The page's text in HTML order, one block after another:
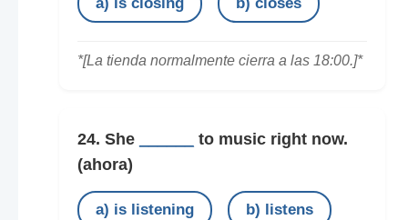
*[La tienda normalmente cierra a las 18:00.]*
24. She
to music right now.
(ahora)
a) is listening b) listens